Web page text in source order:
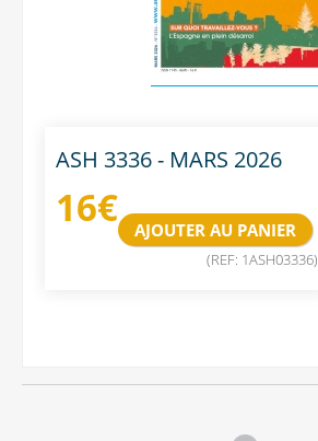
ASH 3336 - MARS 2026
16€
(REF: 1ASH03336)